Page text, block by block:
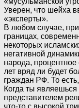
Уверен, что шейха
«эксперты».
В любом случае,
границах,
некоторых
негативной
народа,
лет вряд ли будет
граждан РФ. То
Когда ты
представителем